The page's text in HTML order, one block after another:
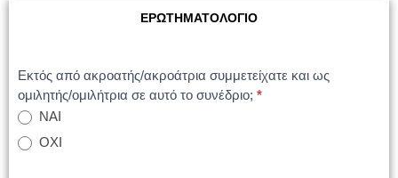
ΕΡΩΤΗΜΑΤΟΛΟΓΙΟ
Survey
Εκτός από ακροατής/ακροάτρια συμμετείχατε και ως
ομιλητής/ομιλήτρια σε αυτό το συνέδριο; *
ΝΑΙ
ΟΧΙ